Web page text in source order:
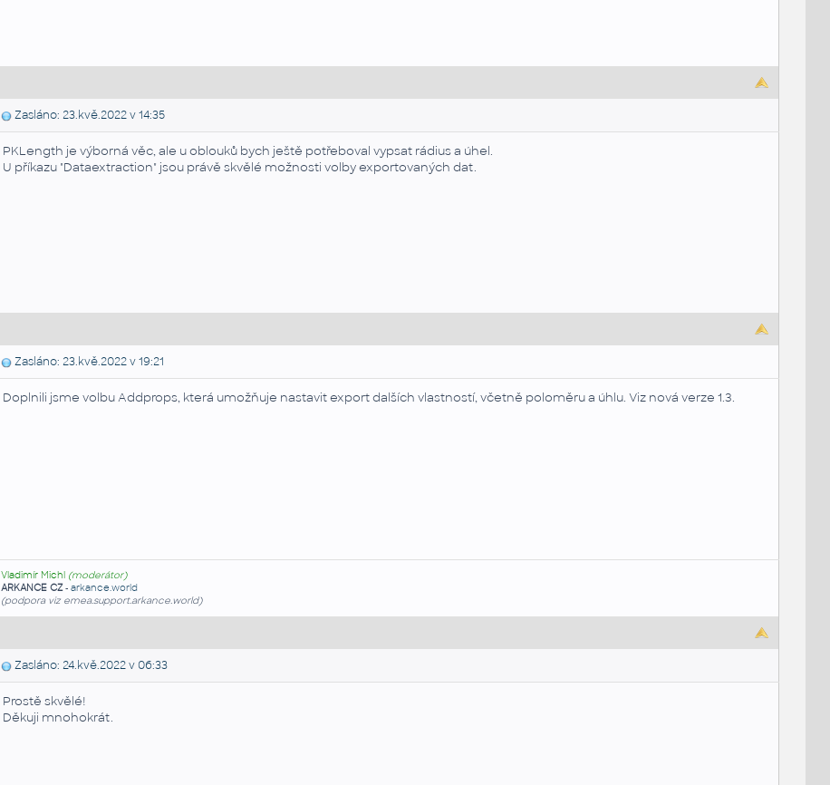
Zasláno: 23.kvě.2022 v 14:35
PKLength je výborná věc, ale u oblouků bych ještě potřeboval vypsat rádius a úhel.
U příkazu "Dataextraction" jsou právě skvělé možnosti volby exportovaných dat.
Zasláno: 23.kvě.2022 v 19:21
Doplnili jsme volbu Addprops, která umožňuje nastavit export dalších vlastností, včetně poloměru a úhlu. Viz nová verze 1.3.
Vladimír Michl (moderátor)
ARKANCE CZ- arkance.world
(podpora viz emea.support.arkance.world)
Zasláno: 24.kvě.2022 v 06:33
Prostě skvělé!
Děkuji mnohokrát.